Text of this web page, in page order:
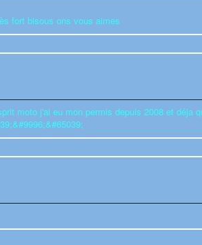
fort bisous ons vous aimes
moto j'ai eu mon permis depuis 2008 et déja